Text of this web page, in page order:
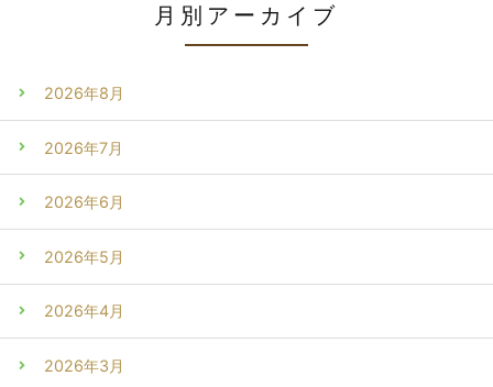
月別アーカイブ
2026年8月
2026年7月
2026年6月
2026年5月
2026年4月
2026年3月